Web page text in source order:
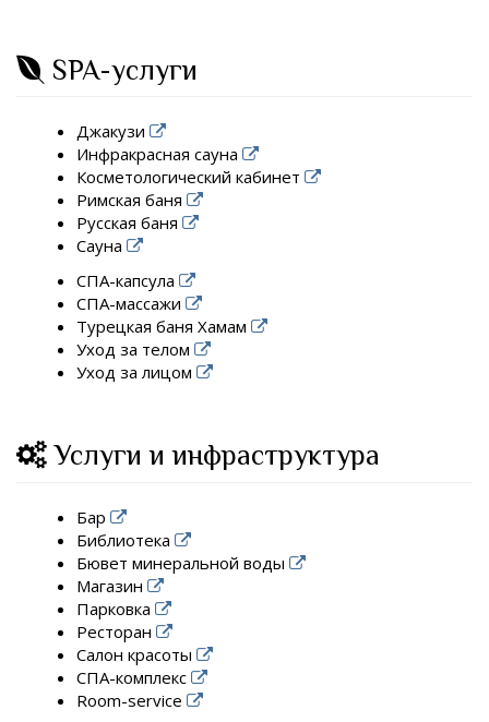
SPA-услуги
Джакузи
Инфракрасная сауна
Косметологический кабинет
Римская баня
Русская баня
Сауна
СПА-капсула
СПА-массажи
Турецкая баня Хамам
Уход за телом
Уход за лицом
Услуги и инфраструктура
Бар
Библиотека
Бювет минеральной воды
Магазин
Парковка
Ресторан
Салон красоты
СПА-комплекс
Room-service